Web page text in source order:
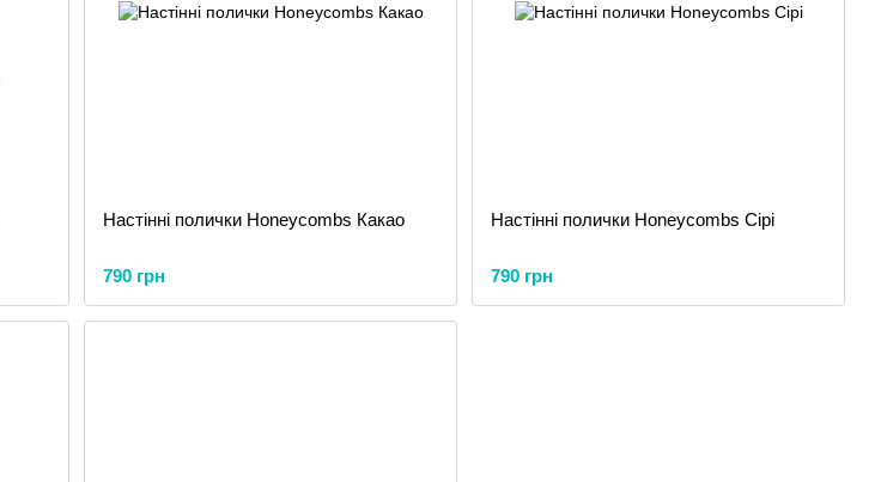
Настінні полички Honeycombs Какао
790 грн
Настінні полички Honeycombs Сірі
790 грн